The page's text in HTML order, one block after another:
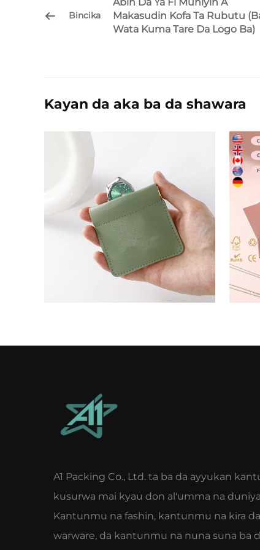
Bincika
Makasudin Kofa Ta Rubutu
Wata Kuma Tare Da Logo Ba)
Kayan da aka ba da shawara
A1 Packing Co., Ltd. ta ba da ayyukan
kusurwa mai kyau don al'umma na
Kantunmu na fashin, kantunmu na kira da
warware, da kantunmu na nuna suna ba